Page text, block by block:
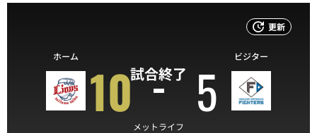
更新
試合終了
ホーム
10 5
ビジター
メットライフ